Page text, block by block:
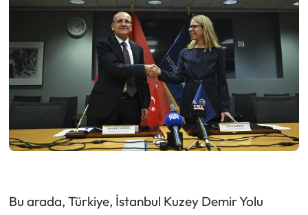
Bu arada, Türkiye, İstanbul Kuzey Demir Yolu